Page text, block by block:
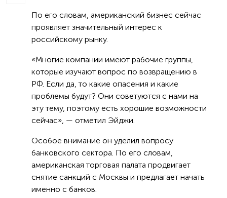
По его словам, американский бизнес сейчас
проявляет значительный интерес к
российскому рынку.
«Многие компании имеют рабочие группы,
которые изучают вопрос по возвращению в
РФ. Если да, то какие опасения и какие
проблемы будут? Они советуются с нами на
эту тему, поэтому есть хорошие возможности
сейчас», — отметил Эйджи.
Особое внимание он уделил вопросу
банковского сектора. По его словам,
американская торговая палата продвигает
снятие санкций с Москвы и предлагает начать
именно с банков.